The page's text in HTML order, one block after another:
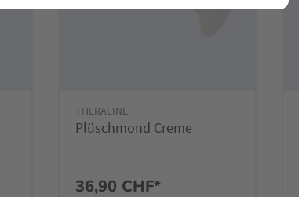
THERALINE
Plüschmond Creme
36,90 CHF*